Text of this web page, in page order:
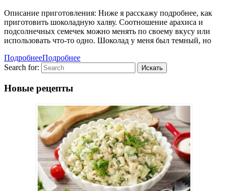
Описание приготовления: Ниже я расскажу подробнее, как
приготовить шоколадную халву. Соотношение арахиса и
подсолнечных семечек можно менять по своему вкусу или
использовать что-то одно. Шоколад у меня был темный, но
ПодробнееПодробнее
Search for:
Новые рецепты